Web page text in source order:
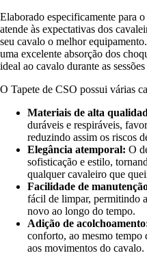
Elaborado especificamente para
atende às expectativas dos
seu cavalo o melhor
uma excelente absorção dos
ideal ao cavalo durante as
O Tapete de CSO possui várias
Materiais de alta
duráveis e respiráveis,
reduzindo assim os riscos
Elegância atemporal: O
sofisticação e estilo,
qualquer cavaleiro que
Facilidade de
fácil de limpar, permitindo
novo ao longo do tempo.
Adição de
conforto, ao mesmo tempo
aos movimentos do cavalo.